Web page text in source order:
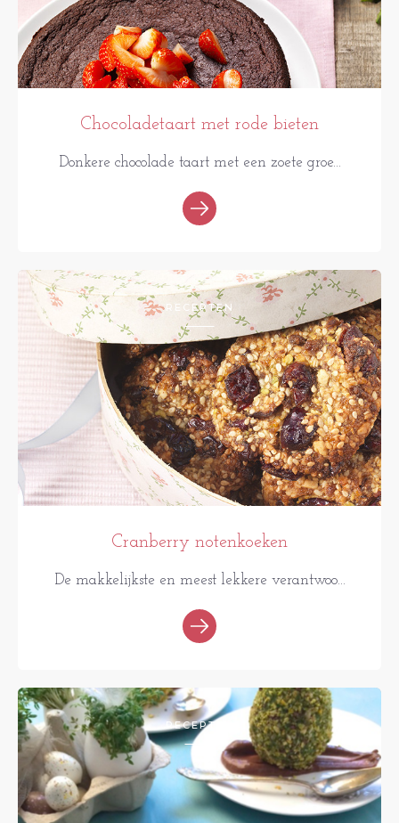
Chocoladetaart met rode bieten
Donkere chocolade taart met een zoete groe...
RECEPTEN
Cranberry notenkoeken
De makkelijkste en meest lekkere verantwoo...
RECEPTEN